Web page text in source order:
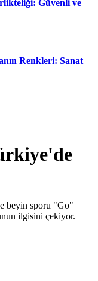
Güvenli ve
Renkleri: Sanat
beyin sporu "Go"
ilgisini çekiyor.